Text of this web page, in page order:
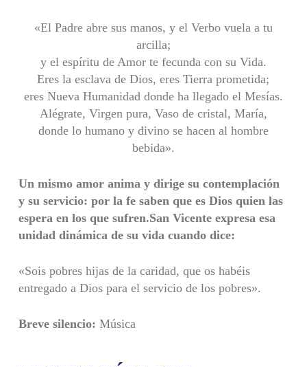
«El Padre abre sus manos, y el Verbo vuela a tu
arcilla;
y el espíritu de Amor te fecunda con su Vida.
Eres la esclava de Dios, eres Tierra prometida;
eres Nueva Humanidad donde ha llegado el Mesías.
Alégrate, Virgen pura, Vaso de cristal, María,
donde lo humano y divino se hacen al hombre
bebida».
Un mismo amor anima y dirige su contemplación
y su servicio: por la fe saben que es Dios quien las
espera en los que sufren.San Vicente expresa esa
unidad dinámica de su vida cuando dice:
«Sois pobres hijas de la caridad, que os habéis
entregado a Dios para el servicio de los pobres».
Breve silencio: Música